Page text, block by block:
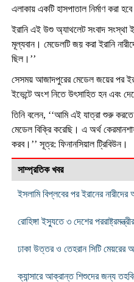
এলাকায় একটি হাসপাতাল নির্মাণ করা
ইরানি এই উশু অ্যাথলেট সংবাদ সংস্থা
মূল্যবান। মেডেলটি জয় করা ইরানি
ছিল।’’
সেসময় আজাদপুরের মেডেল জয়ের পর
ইভেন্টে অংশ নিতে উৎসাহিত হন এবং
তিনি বলেন, ‘‘আমি এই যাত্রা শুরু
মেডেল বিক্রি করেছি। এ অর্থ
করব।’’ সূত্র: ফিনানসিয়াল ট্রিবিউন।
সাম্প্রতিক খবর
ইসলামি বিপ্লবের পর ইরানের নারীদের
রোহিঙ্গা ইস্যুতে ৩ দেশের
ঢাকা উত্তর ও তেহরান সিটি মেয়রের
ক্যান্সারে আক্রান্ত শিশুদের জন্য